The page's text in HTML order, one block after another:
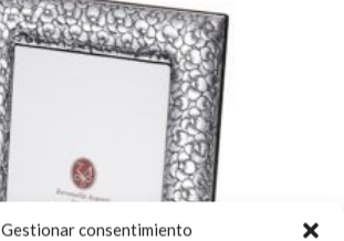
Gestionar consentimiento